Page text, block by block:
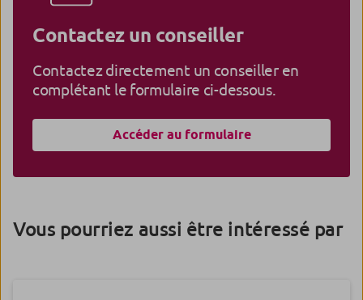
Contactez un conseiller
Contactez directement un conseiller en
complétant le formulaire ci-dessous.
Accéder au formulaire
Vous pourriez aussi être intéressé par